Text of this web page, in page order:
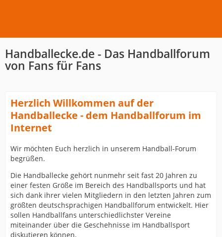
Handballecke.de - Das Handballforum
von Fans für Fans
Herzlich Willkommen auf der
Handballecke - dem Handballforum im
Internet
Wir möchten Euch herzlich in unserem Handball-Forum
begrüßen.
Die Handballecke gehört nunmehr seit fast 20 Jahren zu
einer festen Größe im Bereich des Handballsports und hat
sich dank ihrer vielen Mitgliedern in den letzten Jahren zum
größten deutschsprachigen Handballforum entwickelt. Hier
sollen Handballfans unterschiedlichster Vereine
miteinander über die Geschehnisse im Handballsport
diskutieren können.